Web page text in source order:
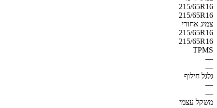
215/65R16
215/65R16
צמיג אחורי
215/65R16
215/65R16
TPMS
—
—
גלגל חילוף
—
—
משקל עצמי